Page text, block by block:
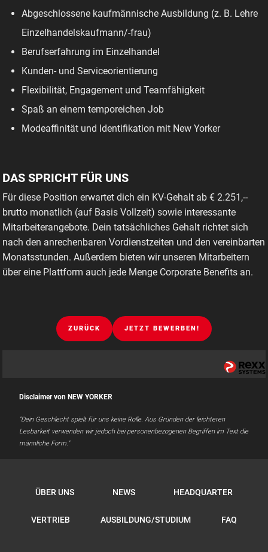
Abgeschlossene kaufmännische Ausbildung (z. B. Lehre
Einzelhandelskaufmann/-frau)
Berufserfahrung im Einzelhandel
Kunden- und Serviceorientierung
Flexibilität, Engagement und Teamfähigkeit
Spaß an einem temporeichen Job
Modeaffinität und Identifikation mit New Yorker
DAS SPRICHT FÜR UNS
Für diese Position erwartet dich ein KV-Gehalt ab € 2.251,--
brutto monatlich (auf Basis Vollzeit) sowie interessante
Mitarbeiterangebote. Dein tatsächliches Gehalt richtet sich
nach den anrechenbaren Vordienstzeiten und den vereinbarten
Monatsstunden. Außerdem bieten wir unseren Mitarbeitern
über eine Plattform auch jede Menge Corporate Benefits an.
ZURÜCK JETZT BEWERBEN!
Disclaimer von NEW YORKER
"Dein Geschlecht spielt für uns keine Rolle. Aus Gründen der leichteren
Lesbarkeit verwenden wir jedoch bei personenbezogenen Begriffen im Text die
männliche Form."
ÜBER UNS NEWS HEADQUARTER
VERTRIEB AUSBILDUNG/STUDIUM FAQ